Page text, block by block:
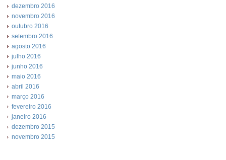
dezembro 2016
novembro 2016
outubro 2016
setembro 2016
agosto 2016
julho 2016
junho 2016
maio 2016
abril 2016
março 2016
fevereiro 2016
janeiro 2016
dezembro 2015
novembro 2015